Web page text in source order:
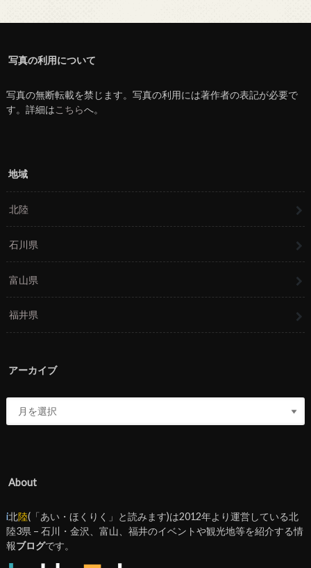
写真の利用について
写真の無断転載を禁じます。写真の利用には著作者の表記が必要で
す。詳細はこちらへ。
地域
北陸
石川県
富山県
福井県
アーカイブ
About
i北陸(「あい・ほくりく」と読みます)は2012年より運営している北
陸3県 – 石川・金沢、富山、福井のイベントや観光地等を紹介する情
報ブログです。